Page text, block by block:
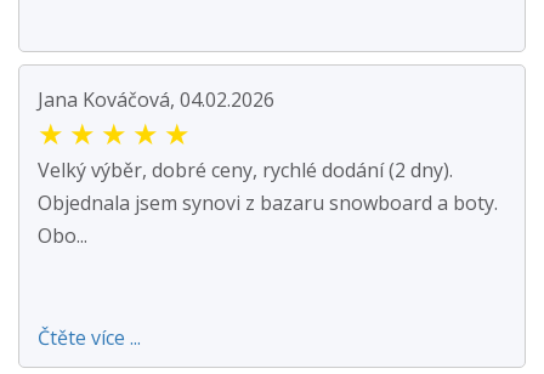
Jana Kováčová, 04.02.2026
★ ★ ★ ★ ★
Velký výběr, dobré ceny, rychlé dodání (2 dny).
Objednala jsem synovi z bazaru snowboard a boty.
Obo...
Čtěte více ...